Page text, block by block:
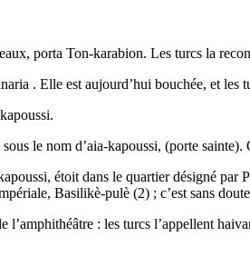
porta Ton-karabion. Les turcs la
. Elle est aujourd’hui bouchée, et
le nom d’aia-kapoussi, (porte
étoit dans le quartier désigné
Basilikè-pulè (2) ; c’est sans
: les turcs l’appellent